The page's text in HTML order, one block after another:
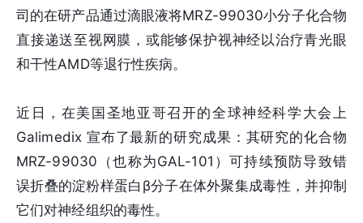
司的在研产品通过滴眼液将MRZ-99030小分子化合物
直接递送至视网膜，或能够保护视神经以治疗青光眼
和干性AMD等退行性疾病。
近日，在美国圣地亚哥召开的全球神经科学大会上
Galimedix 宣布了最新的研究成果：其研究的化合物
MRZ-99030（也称为GAL-101）可持续预防导致错
误折叠的淀粉样蛋白β分子在体外聚集成毒性，并抑制
它们对神经组织的毒性。